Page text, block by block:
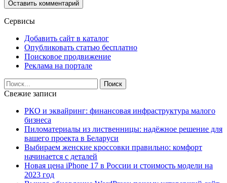
Сервисы
Добавить сайт в каталог
Опубликовать статью бесплатно
Поисковое продвижение
Реклама на портале
Свежие записи
РКО и эквайринг: финансовая инфраструктура малого
бизнеса
Пиломатериалы из лиственницы: надёжное решение для
вашего проекта в Беларуси
Выбираем женские кроссовки правильно: комфорт
начинается с деталей
Новая цена iPhone 17 в России и стоимость модели на
2023 год